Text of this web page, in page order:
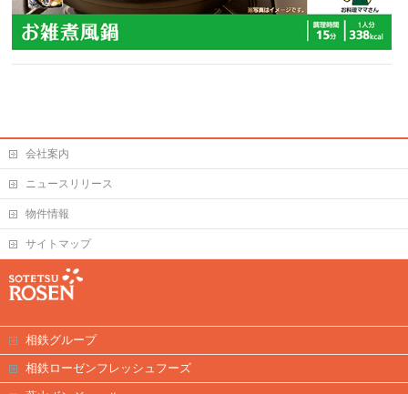
会社案内
ニュースリリース
物件情報
サイトマップ
相鉄グループ
相鉄ローゼンフレッシュフーズ